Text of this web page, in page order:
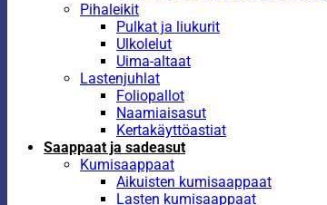
Pihaleikit
Pulkat ja liukurit
Ulkolelut
Uima-altaat
Lastenjuhlat
Foliopallot
Naamiaisasut
Kertakäyttöastiat
Saappaat ja sadeasut
Kumisaappaat
Aikuisten kumisaappaat
Lasten kumisaappaat